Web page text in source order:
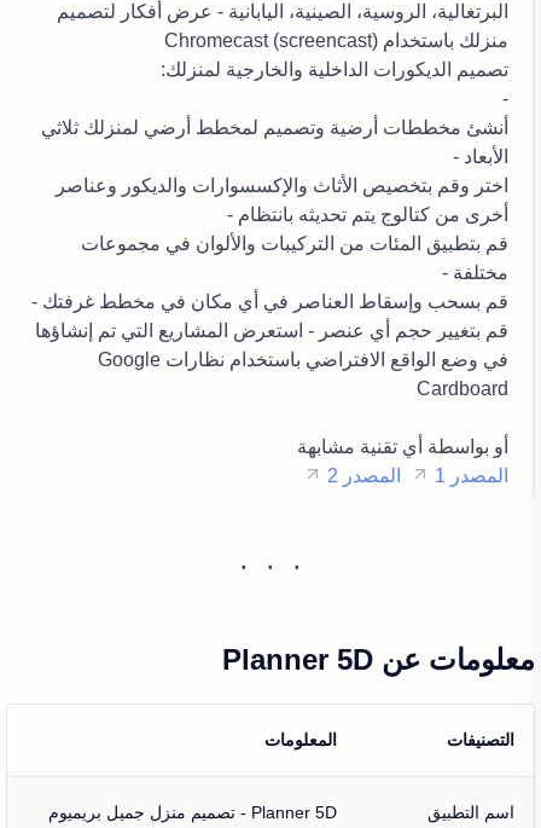
البرتغالية، الروسية، الصينية، اليابانية - عرض أفكار لتصميم
منزلك باستخدام Chromecast (screencast)
تصميم الديكورات الداخلية والخارجية لمنزلك:
-
أنشئ مخططات أرضية وتصميم لمخطط أرضي لمنزلك ثلاثي
الأبعاد -
اختر وقم بتخصيص الأثاث والإكسسوارات والديكور وعناصر
أخرى من كتالوج يتم تحديثه بانتظام -
قم بتطبيق المئات من التركيبات والألوان في مجموعات
مختلفة -
قم بسحب وإسقاط العناصر في أي مكان في مخطط غرفتك -
قم بتغيير حجم أي عنصر - استعرض المشاريع التي تم إنشاؤها
في وضع الواقع الافتراضي باستخدام نظارات Google
Cardboard
أو بواسطة أي تقنية مشابهة
المصدر 1
المصدر 2
معلومات عن Planner 5D
التصنيفات المعلومات
اسم التطبيق Planner 5D - تصميم منزل جميل بريميوم